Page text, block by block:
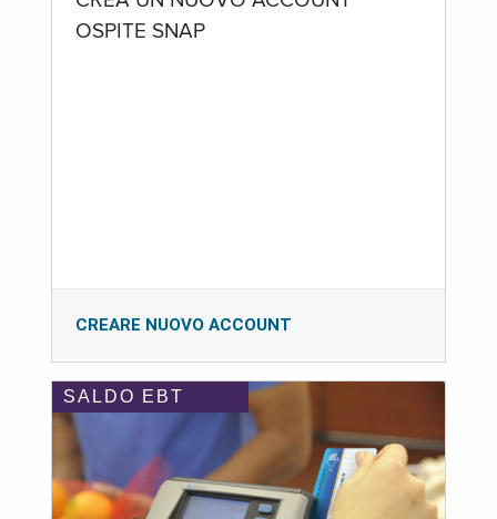
OSPITE SNAP
CREARE NUOVO ACCOUNT
SALDO EBT